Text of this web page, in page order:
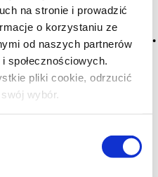
na stronie i prowadzić
o korzystaniu ze
od naszych partnerów
pliki cookie, odrzucić
wybór.
18 lat?